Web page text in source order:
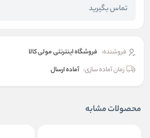
تماس بگیرید
فروشنده: فروشگاه اینترنتی مولی کالا
زمان آماده سازی: آماده ارسال
محصولات مشابه